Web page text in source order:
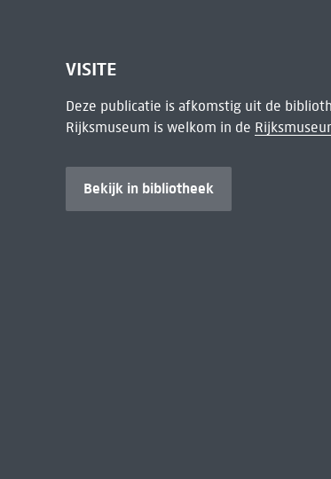
VISITE
Deze publicatie is afkomstig uit de
Rijksmuseum is welkom in de
Bekijk in bibliotheek